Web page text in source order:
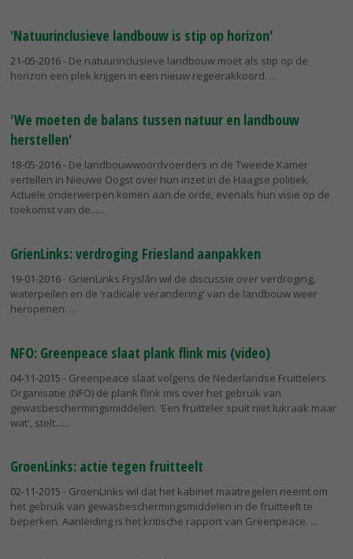
'Natuurinclusieve landbouw is stip op horizon'
21-05-2016- De natuurinclusieve landbouw moet als stip op de
horizon een plek krijgen in een nieuw regeerakkoord.
'We moeten de balans tussen natuur en landbouw
herstellen'
18-05-2016- De landbouwwoordvoerders in de Tweede Kamer
vertellen in Nieuwe Oogst over hun inzet in de Haagse politiek.
Actuele onderwerpen komen aan de orde, evenals hun visie op de
toekomst van de...
GrienLinks: verdroging Friesland aanpakken
19-01-2016- GrienLinks Fryslân wil de discussie over verdroging,
waterpeilen en de 'radicale verandering' van de landbouw weer
heropenen.
NFO: Greenpeace slaat plank flink mis (video)
04-11-2015 - Greenpeace slaat volgens de Nederlandse Fruittelers
Organisatie (NFO) de plank flink mis over het gebruik van
gewasbeschermingsmiddelen. 'Een fruitteler spuit niet lukraak maar
wat', stelt...
GroenLinks: actie tegen fruitteelt
02-11-2015 - GroenLinks wil dat het kabinet maatregelen neemt om
het gebruik van gewasbeschermingsmiddelen in de fruitteelt te
beperken. Aanleiding is het kritische rapport van Greenpeace.